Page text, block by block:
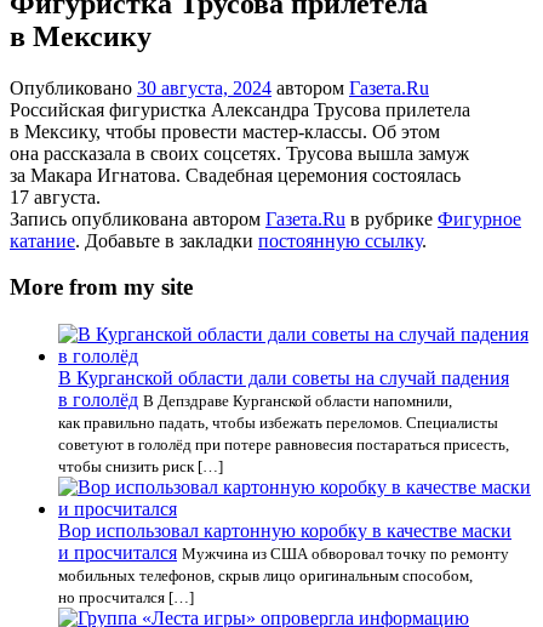
в Мексику
Опубликовано 30 августа, 2024 автором Газета.Ru
Российская фигуристка Александра Трусова прилетела
в Мексику, чтобы провести мастер-классы. Об этом
она рассказала в своих соцсетях. Трусова вышла замуж
за Макара Игнатова. Свадебная церемония состоялась
17 августа.
Запись опубликована автором Газета.Ru в рубрике Фигурное
катание. Добавьте в закладки постоянную ссылку.
More from my site
В Курганской области дали советы на случай падения
в гололёд В Депздраве Курганской области напомнили,
как правильно падать, чтобы избежать переломов. Специалисты
советуют в гололёд при потере равновесия постараться присесть,
чтобы снизить риск […]
Вор использовал картонную коробку в качестве маски
и просчитался Мужчина из США обворовал точку по ремонту
мобильных телефонов, скрыв лицо оригинальным способом,
но просчитался […]